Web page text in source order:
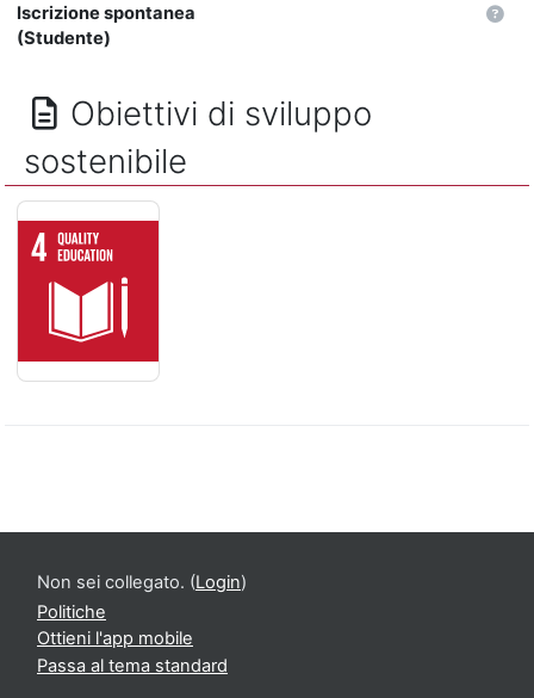
Iscrizione spontanea
(Studente)
Obiettivi di sviluppo
sostenibile
ISTRUZIONE DI QUALITÁ - Assicurare un'istruzione di
Non sei collegato. (Login)
Politiche
Ottieni l'app mobile
Passa al tema standard